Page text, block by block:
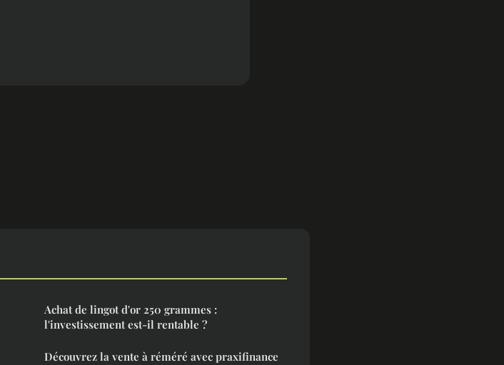
Achat de lingot d'or 250 grammes :
l'investissement est-il rentable ?
Découvrez la vente à réméré avec praxifinance